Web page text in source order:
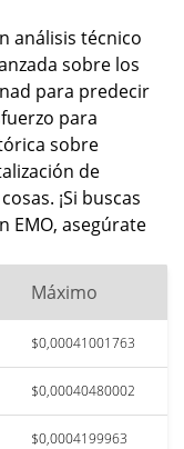
análisis técnico
sobre los
para predecir
para
sobre
de
¡Si buscas
EMO, asegúrate
Máximo
$0,00041001763
$0,00040480002
$0,0004199963